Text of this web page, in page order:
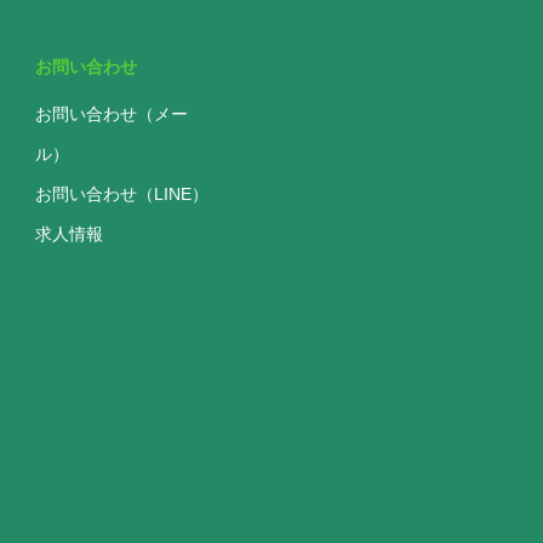
お問い合わせ
お問い合わせ（メー
ル）
お問い合わせ（LINE）
求人情報